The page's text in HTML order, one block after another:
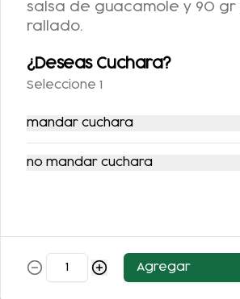
FLAN DE LA ABUELA
$63.00
ARROZ CON LECHE
salsa de guacamole y 90 gr
rallado.
¿Deseas Cuchara?
Seleccione 1
mandar cuchara
no mandar cuchara
Agregar